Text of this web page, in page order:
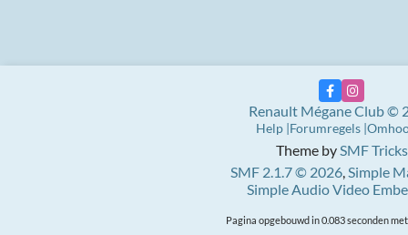
Theme bySMF Tricks
SMF 2.1.7 © 2026,Simple
Simple Audio Video
Renault Mégane Club ©
Help Forumregels
Pagina opgebouwd in 0.083 seconden